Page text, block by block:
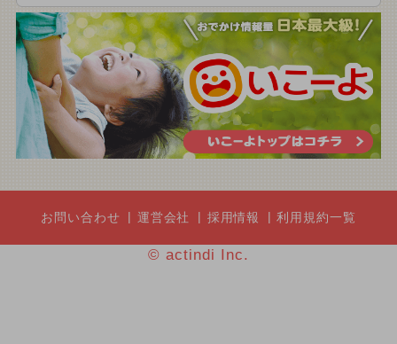
お問い合わせ 運営会社 採用情報 利用規約一覧
© actindi Inc.